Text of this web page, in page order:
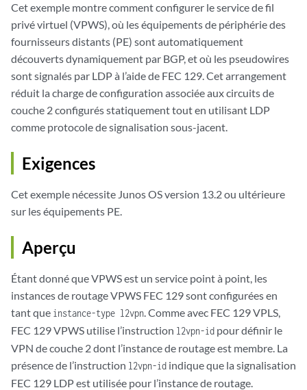
Cet exemple montre comment configurer le service de fil
privé virtuel (VPWS), où les équipements de périphérie des
fournisseurs distants (PE) sont automatiquement
découverts dynamiquement par BGP, et où les pseudowires
sont signalés par LDP à l’aide de FEC 129. Cet arrangement
réduit la charge de configuration associée aux circuits de
couche 2 configurés statiquement tout en utilisant LDP
comme protocole de signalisation sous-jacent.
Exigences
Cet exemple nécessite Junos OS version 13.2 ou ultérieure
sur les équipements PE.
Aperçu
Étant donné que VPWS est un service point à point, les
instances de routage VPWS FEC 129 sont configurées en
tant que instance-type l2vpn. Comme avec FEC 129 VPLS,
FEC 129 VPWS utilise l’instruction l2vpn-id pour définir le
VPN de couche 2 dont l’instance de routage est membre. La
présence de l’instruction l2vpn-id indique que la signalisation
FEC 129 LDP est utilisée pour l’instance de routage.